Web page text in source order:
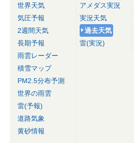
世界天気
気圧予報
2週間天気
長期予報
雨雲レーダー
積雪マップ
PM2.5分布予測
世界の雨雲
雷(予報)
道路気象
黄砂情報
アメダス実況
実況天気
過去天気
雷(実況)